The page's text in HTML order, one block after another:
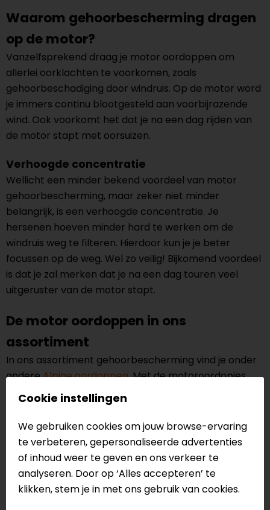
Waarom gehoorbescherming dragen
op de motor?
Vanzelfsprekend draag je motor oordoppen om
allerlei oorklachten te voorkomen, zoals
gehoorbeschadiging door windruis. Op de motor word
je immers continu blootgesteld aan voorbijrazende
wind. Ook voorkomt het dat je na een dag rijden van
de motor stapt met oorsuizen.
Verhoogde concentratie
Wellicht een minder bekend voordeel van motor
gehoorbescherming, maar zeker niet minder
belangrijk, is een verhoogde concentratie. Je
hersenen hoeven minder hard te werken om de
windruis weg te filteren. Hierdoor kun je je beter
focussen op de weg. Wel zo veilig! Bijkomend voordeel
is dat je zal merken dat je na een dag touren veel
uitgeruster van de motor stapt.
De motor oordoppen in ons
assortiment
In ons assortiment gehoorbescherming vind je onder
andereAlpine oordoppen. Met de motoroordopjes
kun je omgevingsgeluiden nog steeds horen, zonder
dat je gehoorschade oploopt. Over de vormgeving
van de doppen is goed nagedacht, zo steken ze niet
uit en zijn ze dus comfortabel onder je helm te dragen.
Dat betekent onbezorgd genieten van je sport of
hobby!
Wel de spanning, niet de ruis
Cookie instellingen
We gebruiken cookies om jouw browse-ervaring
te verbeteren, gepersonaliseerde advertenties
of inhoud weer te geven en ons verkeer te
analyseren. Door op ‘Alles accepteren’ te
klikken, stem je in met ons gebruik van cookies.